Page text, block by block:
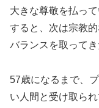
大きな尊敬を払っ
すると、次は宗教
バランスを取ってき
57歳になるまで、
い人間と受け取ら